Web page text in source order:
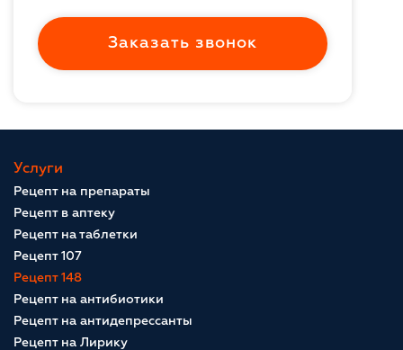
Заказать звонок
Услуги
Рецепт на препараты
Рецепт в аптеку
Рецепт на таблетки
Рецепт 107
Рецепт 148
Рецепт на антибиотики
Рецепт на антидепрессанты
Рецепт на Лирику